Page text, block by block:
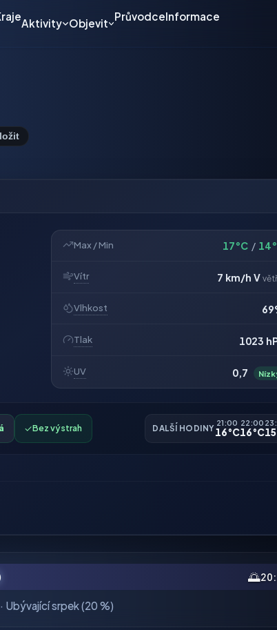
Aktivity Objevit
PrůvodceInformace
Max / Min 17°C /
Vítr 7 km/h V
Vlhkost
Tlak 1023
UV 0,7
✓Bez výstrah DALŠÍ HODINY
21:00
16°C
22:00
16°C
🌅
Ubývající srpek (20 %)